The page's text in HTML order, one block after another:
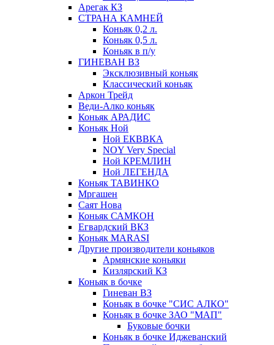
Арегак КЗ
СТРАНА КАМНЕЙ
Коньяк 0,2 л.
Коньяк 0,5 л.
Коньяк в п/у
ГИНЕВАН ВЗ
Эксклюзивный коньяк
Классический коньяк
Аркон Трейд
Веди-Алко коньяк
Коньяк АРАДИС
Коньяк Ной
Ной ЕКВВКА
NOY Very Special
Ной КРЕМЛИН
Ной ЛЕГЕНДА
Коньяк ТАВИНКО
Мргашен
Саят Нова
Коньяк САМКОН
Егвардский ВКЗ
Коньяк MARASI
Другие производители коньяков
Армянские коньяки
Кизлярский КЗ
Коньяк в бочке
Гиневан ВЗ
Коньяк в бочке "СИС АЛКО"
Коньяк в бочке ЗАО "МАП"
Буковые бочки
Коньяк в бочке Иджеванский